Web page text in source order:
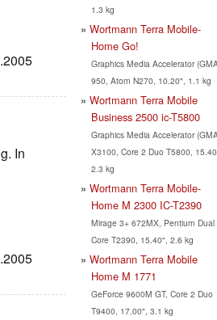
In
1.3 kg
Wortmann Terra Mobile-
Home Go!
Graphics Media Accelerator
950, Atom N270, 10.20", 1.1 kg
Wortmann Terra Mobile
Business 2500 ic-T5800
Graphics Media Accelerator
X3100, Core 2 Duo T5800,
2.3 kg
Wortmann Terra Mobile-
Home M 2300 IC-T2390
Mirage 3+ 672MX, Pentium Dual
Core T2390, 15.40", 2.6 kg
Wortmann Terra Mobile
Home M 1771
GeForce 9600M GT, Core 2 Duo
T9400, 17.00", 3.1 kg